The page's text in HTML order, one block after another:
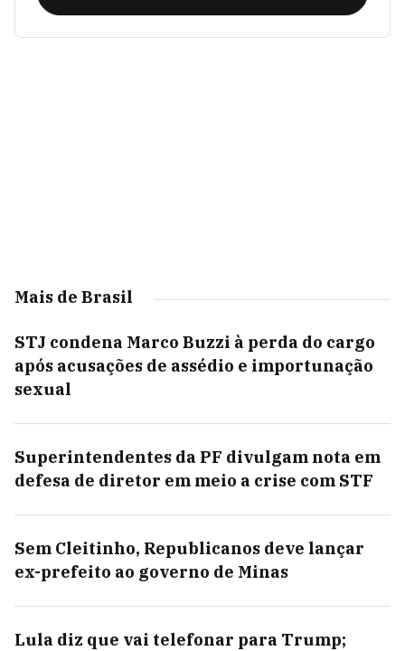
Mais de Brasil
STJ condena Marco Buzzi à perda do cargo
após acusações de assédio e importunação
sexual
Superintendentes da PF divulgam nota em
defesa de diretor em meio a crise com STF
Sem Cleitinho, Republicanos deve lançar
ex-prefeito ao governo de Minas
Lula diz que vai telefonar para Trump;